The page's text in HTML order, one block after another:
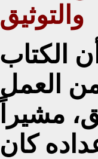
والتوثيق
الكتاب
العمل
مشيراً
كان